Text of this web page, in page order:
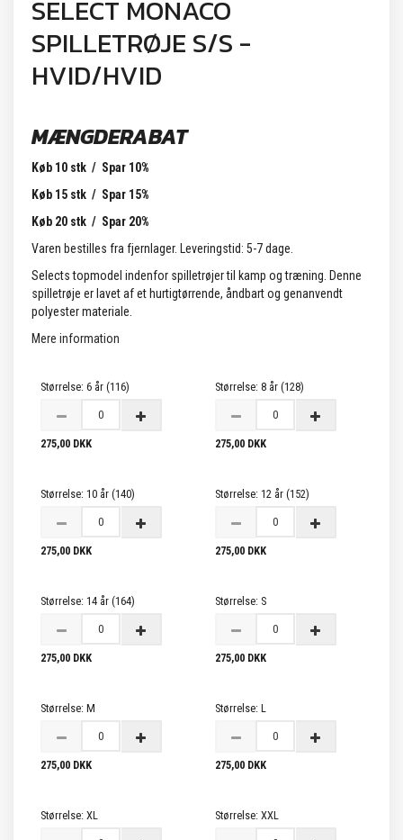
SELECT MONACO
SPILLETRØJE S/S -
HVID/HVID
MÆNGDERABAT
Køb 10 stk / Spar 10%
Køb 15 stk / Spar 15%
Køb 20 stk / Spar 20%
Varen bestilles fra fjernlager. Leveringstid: 5-7 dage.
Selects topmodel indenfor spilletrøjer til kamp og træning. Denne
spilletrøje er lavet af et hurtigtørrende, åndbart og genanvendt
polyester materiale.
Mere information
Størrelse: 6 år (116)
275,00 DKK
Størrelse: 8 år (128)
275,00 DKK
Størrelse: 10 år (140)
275,00 DKK
Størrelse: 12 år (152)
275,00 DKK
Størrelse: 14 år (164)
275,00 DKK
Størrelse: S
275,00 DKK
Størrelse: M
275,00 DKK
Størrelse: L
275,00 DKK
Størrelse: XL Størrelse: XXL